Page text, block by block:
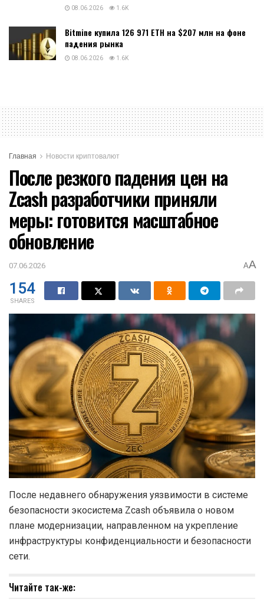
08.06.2026 1.6K
Bitmine купила 126 971 ETH на $207 млн на фоне
падения рынка
08.06.2026 1.6K
Главная Новости криптовалют
После резкого падения цен на
Zcash разработчики приняли
меры: готовится масштабное
обновление
07.06.2026 AA
154
SHARES
После недавнего обнаружения уязвимости в системе
безопасности экосистема Zcash объявила о новом
плане модернизации, направленном на укрепление
инфраструктуры конфиденциальности и безопасности
сети.
Читайте так-же: